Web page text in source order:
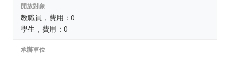
開放對象
教職員，費用：0
學生，費用：0
承辦單位